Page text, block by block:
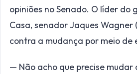
opiniões no Senado. O líder do
Casa, senador Jaques Wagner
contra a mudança por meio de
— Não acho que precise mudar